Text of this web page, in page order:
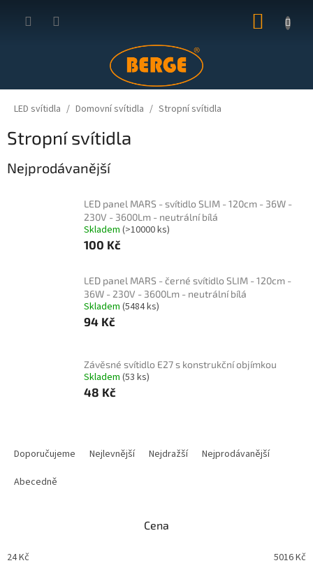
KOŠÍK
LED svítidla Domovní svítidla Stropní svítidla
Stropní svítidla
Nejprodávanější
LED panel MARS - svítidlo SLIM - 120cm - 36W -
230V - 3600Lm - neutrální bílá
Skladem (>10000 ks)
100 Kč
LED panel MARS - černé svítidlo SLIM - 120cm -
36W - 230V - 3600Lm - neutrální bílá
Skladem (5484 ks)
94 Kč
Závěsné svítidlo E27 s konstrukční objímkou
Skladem (53 ks)
48 Kč
o
Doporučujeme Nejlevnější Nejdražší
Nejprodávanější
Abecedně
Cena
24Kč 5016Kč